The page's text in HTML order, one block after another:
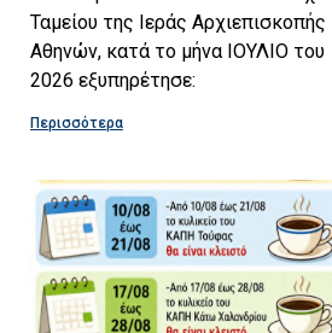
Ταμείου της Ιεράς Αρχιεπισκοπής
Αθηνών, κατά το μήνα ΙΟΥΛΙΟ του
2026 εξυπηρέτησε:
Περισσότερα